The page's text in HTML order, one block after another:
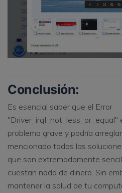
Conclusión:
Es esencial saber que el Error
problema grave y podría
mencionado todas las
que son extremadamente
cuestan nada de dinero. Sin
mantener la salud de tu